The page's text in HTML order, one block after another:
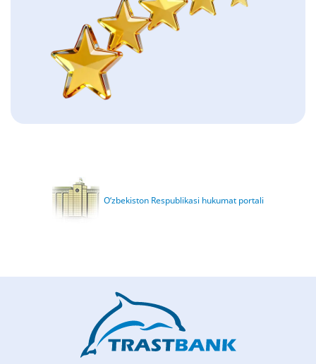
O‘zbekiston Respublikasi hukumat portali